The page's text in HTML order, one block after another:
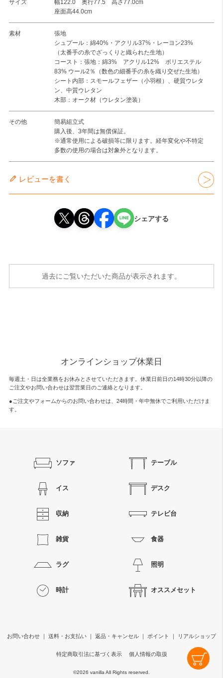
サイズ
幅122.0 奥行77.5 高さ77.0cm
座面高44.0cm
素材
張地
シュプール：綿40%・アクリル37%・レーヨン23%
（太番手の糸でざっくりと織られた生地）
コースト：張地：綿3% アクリル12% ポリエステル
83% ウール2％（数色の細番手の糸を織り交ぜた生地）
シート内部：スモールフェザー（小羽根）、硬質ウレタ
ン、中質ウレタン
木部：オーク材（ウレタン塗装）
その他
簡易組立式
購入後、3年間は無償保証。
※通常使用による破損等に限ります。経年変化や不特定
多数の使用の場合は対象外となります。
レビューを書く
シェアする
過去にご覧いただいた商品が表示されます。
オンラインショップ休業日
毎週土・日は全業務をお休みとさせていただきます。休業日前日の14時30分以降の
ご注文やお問い合わせは翌営業日のご連絡となります。
●ご注文やフォームからのお問い合わせは、 24時間・年中無休でご利用いただけま
す。
ソファ テーブル
イス デスク
収納 テレビ台
雑貨 食器
ラグ 照明
時計 オススメセット
お問い合わせ ｜ 送料・お支払い ｜ 返品・キャンセル ｜ ポイント ｜ リアルショップ
特定商取引法に基づく表示 個人情報の取扱
©2026 vanilla All Rights reserved.